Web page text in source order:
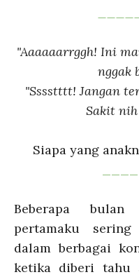
"Aaaaaarrggh! Ini
nggak
"Sssstttt! Jangan
Sakit
Siapa yang
Beberapa
pertamaku
dalam berbagai
ketika diberi tahu